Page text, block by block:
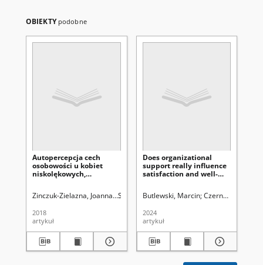
OBIEKTY podobne
Autopercepcja cech
osobowości u kobiet
niskolękowych,
perception of
anxious, high-anxious
and repressive women /
Zinczuk-Zielazna, Joanna. Słysz, Anna Uniwersytet Marii Curie-
2018
artykuł
Does organizational
support really influence
satisfaction and well-
Butlewski, Marcin Czernecka,
2024
artykuł